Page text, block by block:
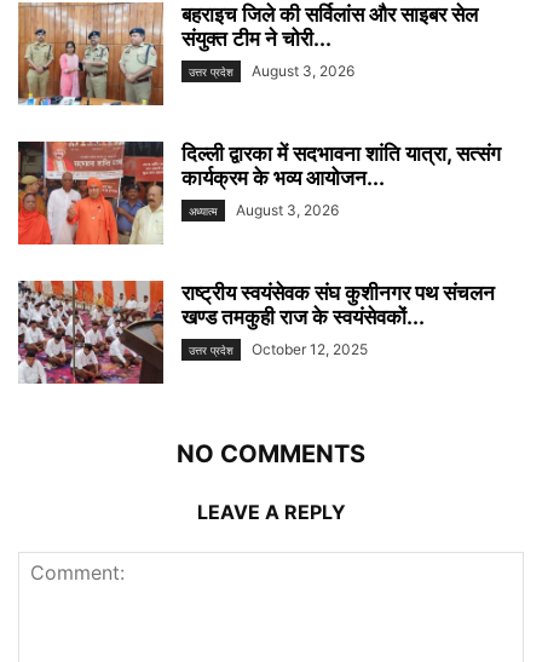
बहराइच जिले की सर्विलांस और साइबर सेल
संयुक्त टीम ने चोरी...
उत्तर प्रदेश August 3, 2026
दिल्ली द्वारका में सदभावना शांति यात्रा, सत्संग
कार्यक्रम के भव्य आयोजन...
अध्यात्म August 3, 2026
राष्ट्रीय स्वयंसेवक संघ कुशीनगर पथ संचलन
खण्ड तमकुही राज के स्वयंसेवकों...
उत्तर प्रदेश October 12, 2025
NO COMMENTS
LEAVE A REPLY